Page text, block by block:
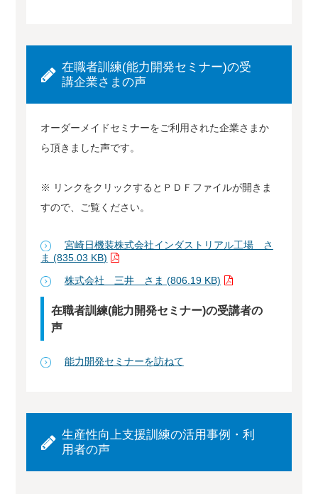
在職者訓練(能力開発セミナー)の受
講企業さまの声
オーダーメイドセミナーをご利用された企業さまか
ら頂きました声です。
※ リンクをクリックするとＰＤＦファイルが開きま
すので、ご覧ください。
宮崎日機装株式会社インダストリアル工場 さ
ま (835.03 KB)
株式会社 三井 さま (806.19 KB)
在職者訓練(能力開発セミナー)の受講者の
声
能力開発セミナーを訪ねて
生産性向上支援訓練の活用事例・利
用者の声